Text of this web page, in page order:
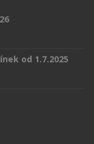
od 1.7.2025